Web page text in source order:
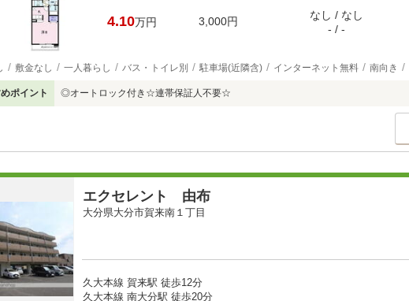
4.10万円 3,000円
なし / なし
- / -
敷金なし 一人暮らし バス・トイレ別 駐車場(近隣含) インターネット無料 南向き
ポイント ◎オートロック付き☆連帯保証人不要☆
エクセレント 由布
大分県大分市賀来南１丁目
久大本線 賀来駅 徒歩12分
久大本線 南大分駅 徒歩20分